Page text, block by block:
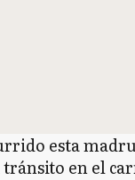
esta
en el